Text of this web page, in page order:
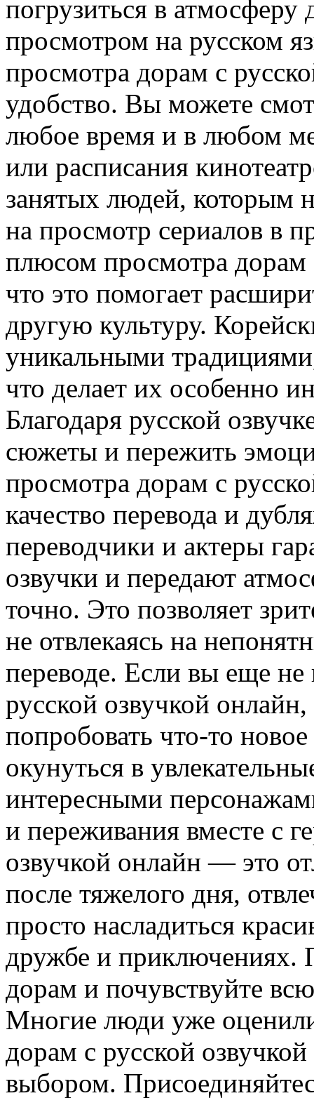
погрузиться в
просмотром на русском
просмотра дорам с
удобство. Вы можете
любое время и в любом
или расписания
занятых людей, которым
на просмотр сериалов в
плюсом просмотра дорам
что это помогает
другую культуру.
уникальными
что делает их особенно
Благодаря русской
сюжеты и пережить
просмотра дорам с
качество перевода и
переводчики и актеры
озвучки и передают
точно. Это позволяет
не отвлекаясь на
переводе. Если вы еще
русской озвучкой
попробовать что-то
окунуться в
интересными
и переживания вместе с
озвучкой онлайн — это
после тяжелого дня,
просто насладиться
дружбе и приключениях.
дорам и почувствуйте
Многие люди уже
дорам с русской
выбором.